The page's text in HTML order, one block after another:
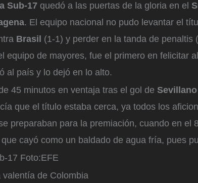
Sub-17 quedó a las puertas de la gloria en el
. El equipo nacional no pudo levantar el
Brasil (1-1) y perder en la tanda de penaltis
equipo de mayores, fue el primero en felicitar
al país y lo dejó en lo alto.
45 minutos en ventaja tras el gol de Sevillano
que el título estaba cerca, ya todos los
preparaban para la premiación, cuando en el
que cayó como un baldado de agua fría, pues
17 Foto:EFE
de Colombia